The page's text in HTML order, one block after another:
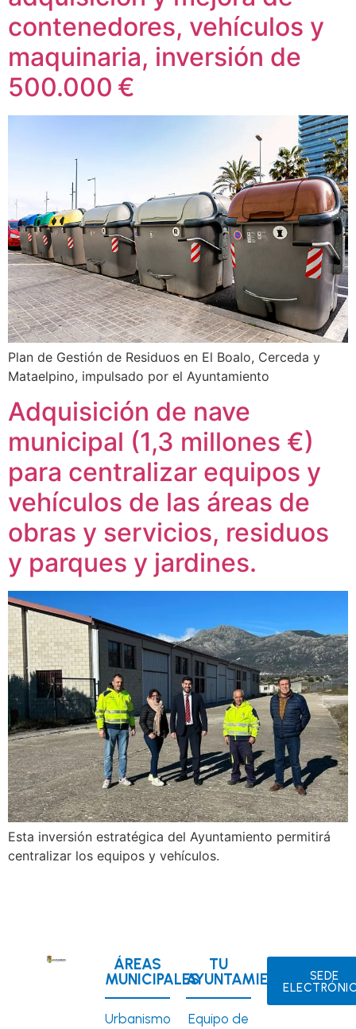
contenedores, vehículos y
maquinaria, inversión de
500.000 €
Plan de Gestión de Residuos en El Boalo, Cerceda y
Mataelpino, impulsado por el Ayuntamiento
Adquisición de nave
municipal (1,3 millones €)
para centralizar equipos y
vehículos de las áreas de
obras y servicios, residuos
y parques y jardines.
Esta inversión estratégica del Ayuntamiento permitirá
centralizar los equipos y vehículos.
ÁREAS
MUNICIPALES
Urbanismo
TU
AYUNTAMIENTO
Equipo de
SEDE